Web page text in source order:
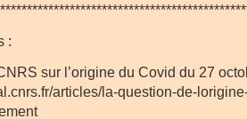
:
sur l’origine du Covid du 27
articles/la-question-de-